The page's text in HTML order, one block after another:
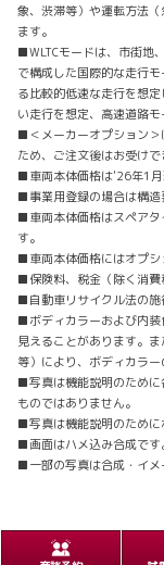
象、渋滞等）や運転方法
ます。
■WLTCモードは、市街地
で構成した国際的な走行
る比較的低速な走行を想
い走行を想定、高速道路
■＜メーカーオプション＞
ため、ご注文後はお受け
■車両本体価格は'26年1月
■事業用登録の場合は構造
■車両本体価格はスペアタ
す。
■車両本体価格にはオプシ
■保険料、税金（除く消費
■自動車リサイクル法の施
■ボディカラーおよび内装
見えることがあります。
等）により、ボディカラー
■写真は機能説明のために
ものではありません。
■写真は機能説明のために
■画面はハメ込み合成です
■一部の写真は合成・イメ